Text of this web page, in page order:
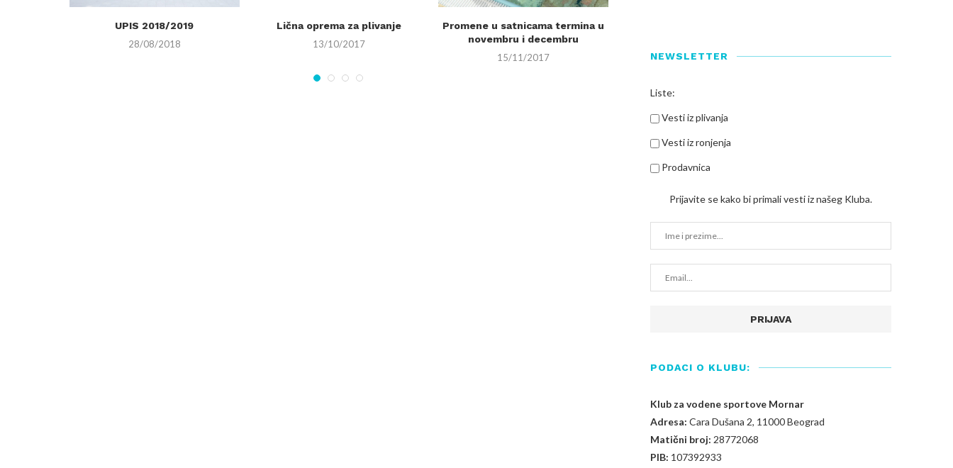
UPIS 2018/2019
28/08/2018
Lična oprema za plivanje
13/10/2017
Promene u satnicama termina u
novembru i decembru
15/11/2017
25/10/2017
NEWSLETTER
Liste:
Vesti iz plivanja
Vesti iz ronjenja
Prodavnica
Prijavite se kako bi primali vesti iz našeg Kluba.
PODACI O KLUBU:
Klub za vodene sportove Mornar
Adresa: Cara Dušana 2, 11000 Beograd
Matični broj: 28772068
PIB: 107392933